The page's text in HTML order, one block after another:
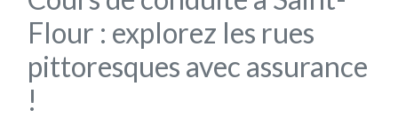
Flour : explorez les rues
pittoresques avec assurance
!